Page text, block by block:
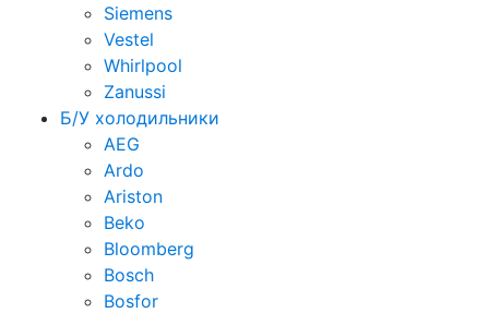
Siemens
Vestel
Whirlpool
Zanussi
Б/У холодильники
AEG
Ardo
Ariston
Beko
Bloomberg
Bosch
Bosfor